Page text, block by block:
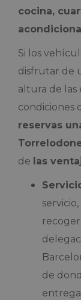
cocina,
Si los
disfrutar de
altura de las
condiciones
reservas
de las
de